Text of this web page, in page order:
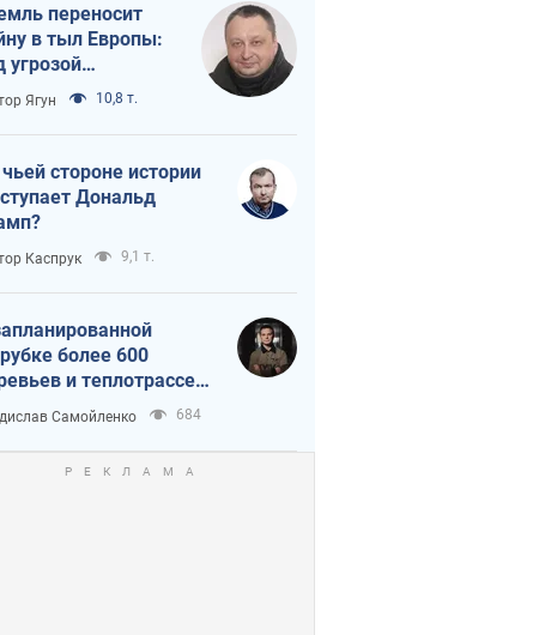
переносит
в тыл Европы:
угрозой
Ягун 10,8 т.
стороне истории
Дональд
Каспрук 9,1 т.
более 600
и теплотрассе:
происходит на
в Киеве
Самойленко 684